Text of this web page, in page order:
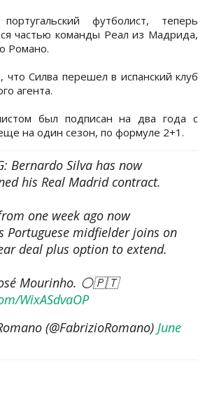
футболист, теперь
частью команды Реал из Мадрида,
Романо.
что Силва перешел в испанский клуб
агента.
был подписан на два года с
на один сезон, по формуле 2+1.
Bernardo Silva has now
his Real Madrid contract.
one week ago now
Portuguese midfielder joins on
deal plus option to extend.
Mourinho. ⚪️🇵🇹
WixASdvaOP
(@FabrizioRomano) June